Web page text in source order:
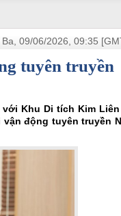
09/06/2026, 09:35
tuyên truyền
Khu Di tích Kim
động tuyên truyền